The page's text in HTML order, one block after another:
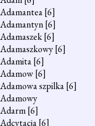
Adamantea[6]
Adamantyn[6]
Adamaszek[6]
Adamaszkowy[6]
Adamita[6]
Adamow[6]
Adamowa szpilka[6]
Adamowy
Adarm[6]
Adcytacja[6]